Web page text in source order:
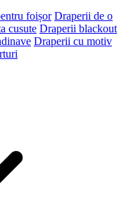
foișor Draperii de o
cusute Draperii blackout
Draperii cu motiv